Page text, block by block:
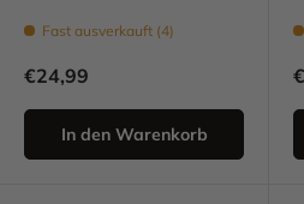
Fast ausverkauft (4)
€24,99
In den Warenkorb